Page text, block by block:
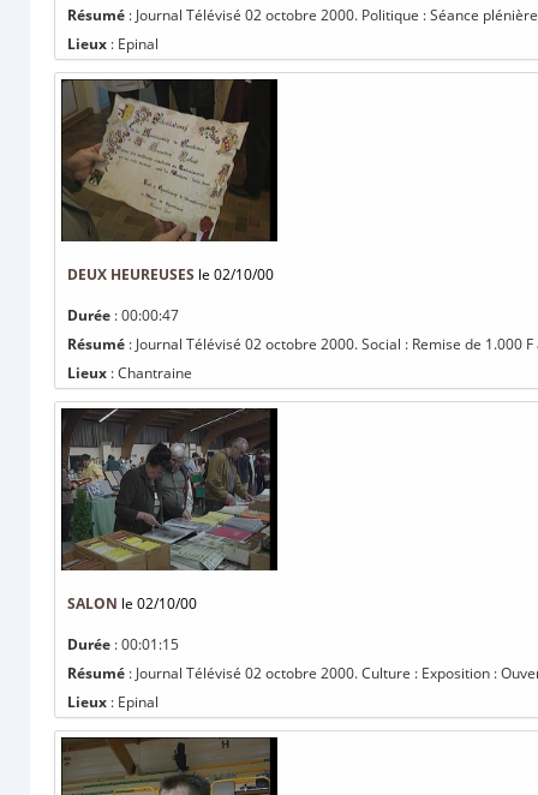
Résumé : Journal Télévisé 02 octobre 2000. Politique : Séance
Lieux : Epinal
DEUX HEUREUSES le 02/10/00
Durée : 00:00:47
Résumé : Journal Télévisé 02 octobre 2000. Social : Remise de 1.000
Lieux : Chantraine
SALON le 02/10/00
Durée : 00:01:15
Résumé : Journal Télévisé 02 octobre 2000. Culture : Exposition :
Lieux : Epinal